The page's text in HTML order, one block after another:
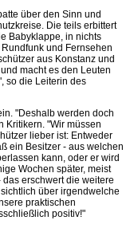
über den Sinn und
Die teils erbittert
Babyklappe, in nichts
und Fernsehen
aus Konstanz und
macht es den Leuten
so die Leiterin des
"Deshalb werden doch
Kritikern. "Wir müssen
lieber ist: Entweder
ein Besitzer - aus welchen
kann, oder er wird
Wochen später, meist
erschwert die weitere
über irgendwelche
praktischen
positiv!"